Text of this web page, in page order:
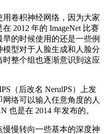
卷积神经网络，因为大家
2012 年的 ImageNet 比赛
早的时候使用的还是一些例
型对于人脸生成和人脸分
整个组也逐渐意识到这应
（后改名 NerulPS）上发
络可以输入任意角度的人
也是在 2014 年发布的。
慢转向一些基本的深度神